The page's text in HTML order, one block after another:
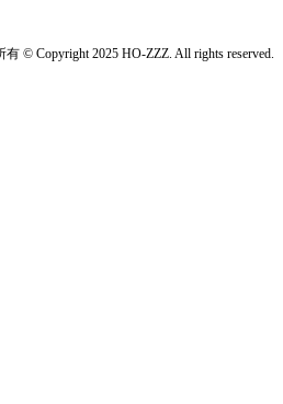
© Copyright 2025 HO-ZZZ. All rights reserved.